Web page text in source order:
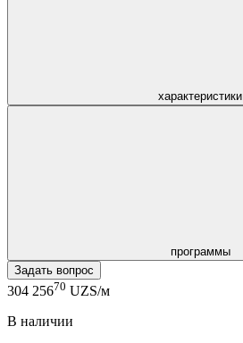
характеристики
программы
Задать вопрос
304 25670 UZS/м
В наличии